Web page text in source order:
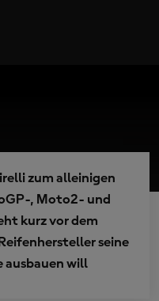
zum alleinigen
, Moto2- und
kurz vor dem
seine
ausbauen will